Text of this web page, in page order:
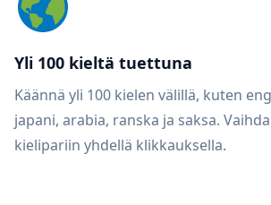
Yli 100 kieltä tuettuna
Käännä yli 100 kielen välillä, kuten
japani, arabia, ranska ja saksa.
kielipariin yhdellä klikkauksella.